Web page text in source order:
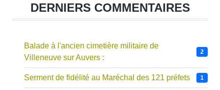
DERNIERS COMMENTAIRES
Balade à l'ancien cimetière militaire de
Villeneuve sur Auvers :
2
Serment de fidélité au Maréchal des 121 préfets 1